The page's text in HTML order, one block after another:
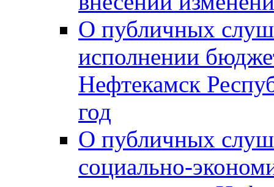
О публичных
исполнении
Нефтекамск
год
О публичных
социально-